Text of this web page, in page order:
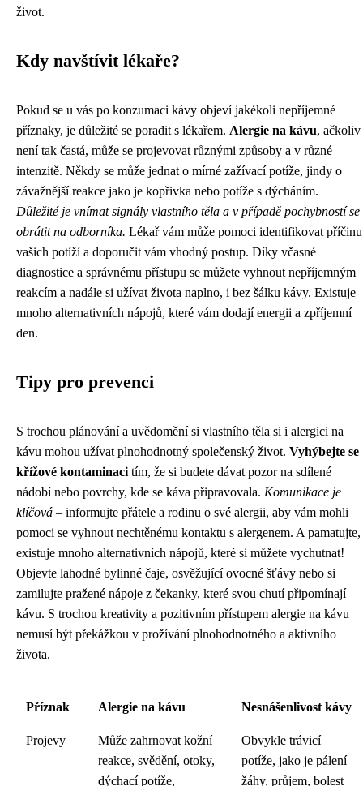
život.
Kdy navštívit lékaře?
Pokud se u vás po konzumaci kávy objeví jakékoli nepříjemné
příznaky, je důležité se poradit s lékařem. Alergie na kávu, ačkoliv
není tak častá, může se projevovat různými způsoby a v různé
intenzitě. Někdy se může jednat o mírné zažívací potíže, jindy o
závažnější reakce jako je kopřivka nebo potíže s dýcháním.
Důležité je vnímat signály vlastního těla a v případě pochybností se
obrátit na odborníka. Lékař vám může pomoci identifikovat příčinu
vašich potíží a doporučit vám vhodný postup. Díky včasné
diagnostice a správnému přístupu se můžete vyhnout nepříjemným
reakcím a nadále si užívat života naplno, i bez šálku kávy. Existuje
mnoho alternativních nápojů, které vám dodají energii a zpříjemní
den.
Tipy pro prevenci
S trochou plánování a uvědomění si vlastního těla si i alergici na
kávu mohou užívat plnohodnotný společenský život. Vyhýbejte se
křížové kontaminaci tím, že si budete dávat pozor na sdílené
nádobí nebo povrchy, kde se káva připravovala. Komunikace je
klíčová – informujte přátele a rodinu o své alergii, aby vám mohli
pomoci se vyhnout nechtěnému kontaktu s alergenem. A pamatujte,
existuje mnoho alternativních nápojů, které si můžete vychutnat!
Objevte lahodné bylinné čaje, osvěžující ovocné šťávy nebo si
zamilujte pražené nápoje z čekanky, které svou chutí připomínají
kávu. S trochou kreativity a pozitivním přístupem alergie na kávu
nemusí být překážkou v prožívání plnohodnotného a aktivního
života.
Příznak Alergie na kávu Nesnášenlivost kávy
Projevy
Může zahrnovat kožní
reakce, svědění, otoky,
dýchací potíže,
Obvykle trávicí
potíže, jako je pálení
žáhy, průjem, bolest